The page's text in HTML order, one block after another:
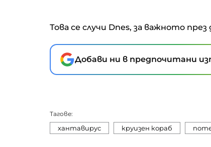
Това се случи Dnes, за важното
Добави ни в предпочитани
Тагове:
хантавирус круизен кораб